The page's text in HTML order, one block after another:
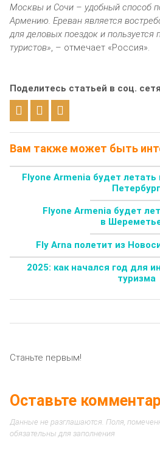
Москвы и Сочи – удобный способ
Армению. Ереван является
для деловых поездок и пользуется
туристов» , – отмечает «Россия».
Поделитесь статьей в соц.
Вам также может быть
Flyone Armenia будет летать
Петербург
Flyone Armenia будет
в
Fly Arna полетит из
2025: как начался год для
туризма
Станьте первым!
Оставьте
Данные не разглашаются. Поля,
обязательны для заполнения